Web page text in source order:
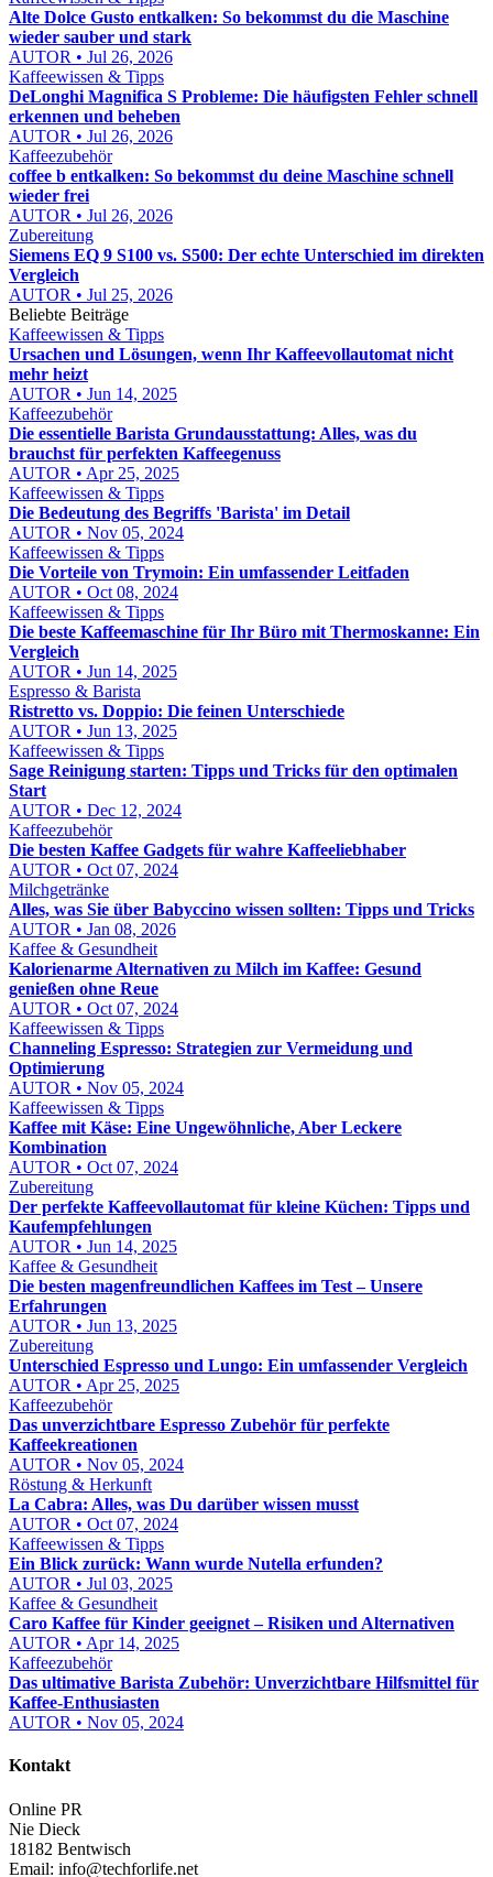
Alte Dolce Gusto entkalken: So bekommst du die Maschine
wieder sauber und stark
AUTOR • Jul 26, 2026
Kaffeewissen & Tipps
DeLonghi Magnifica S Probleme: Die häufigsten Fehler schnell
erkennen und beheben
AUTOR • Jul 26, 2026
Kaffeezubehör
coffee b entkalken: So bekommst du deine Maschine schnell
wieder frei
AUTOR • Jul 26, 2026
Zubereitung
Siemens EQ 9 S100 vs. S500: Der echte Unterschied im direkten
Vergleich
AUTOR • Jul 25, 2026
Beliebte Beiträge
Kaffeewissen & Tipps
Ursachen und Lösungen, wenn Ihr Kaffeevollautomat nicht
mehr heizt
AUTOR • Jun 14, 2025
Kaffeezubehör
Die essentielle Barista Grundausstattung: Alles, was du
brauchst für perfekten Kaffeegenuss
AUTOR • Apr 25, 2025
Kaffeewissen & Tipps
Die Bedeutung des Begriffs 'Barista' im Detail
AUTOR • Nov 05, 2024
Kaffeewissen & Tipps
Die Vorteile von Trymoin: Ein umfassender Leitfaden
AUTOR • Oct 08, 2024
Kaffeewissen & Tipps
Die beste Kaffeemaschine für Ihr Büro mit Thermoskanne: Ein
Vergleich
AUTOR • Jun 14, 2025
Espresso & Barista
Ristretto vs. Doppio: Die feinen Unterschiede
AUTOR • Jun 13, 2025
Kaffeewissen & Tipps
Sage Reinigung starten: Tipps und Tricks für den optimalen
Start
AUTOR • Dec 12, 2024
Kaffeezubehör
Die besten Kaffee Gadgets für wahre Kaffeeliebhaber
AUTOR • Oct 07, 2024
Milchgetränke
Alles, was Sie über Babyccino wissen sollten: Tipps und Tricks
AUTOR • Jan 08, 2026
Kaffee & Gesundheit
Kalorienarme Alternativen zu Milch im Kaffee: Gesund
genießen ohne Reue
AUTOR • Oct 07, 2024
Kaffeewissen & Tipps
Channeling Espresso: Strategien zur Vermeidung und
Optimierung
AUTOR • Nov 05, 2024
Kaffeewissen & Tipps
Kaffee mit Käse: Eine Ungewöhnliche, Aber Leckere
Kombination
AUTOR • Oct 07, 2024
Zubereitung
Der perfekte Kaffeevollautomat für kleine Küchen: Tipps und
Kaufempfehlungen
AUTOR • Jun 14, 2025
Kaffee & Gesundheit
Die besten magenfreundlichen Kaffees im Test – Unsere
Erfahrungen
AUTOR • Jun 13, 2025
Zubereitung
Unterschied Espresso und Lungo: Ein umfassender Vergleich
AUTOR • Apr 25, 2025
Kaffeezubehör
Das unverzichtbare Espresso Zubehör für perfekte
Kaffeekreationen
AUTOR • Nov 05, 2024
Röstung & Herkunft
La Cabra: Alles, was Du darüber wissen musst
AUTOR • Oct 07, 2024
Kaffeewissen & Tipps
Ein Blick zurück: Wann wurde Nutella erfunden?
AUTOR • Jul 03, 2025
Kaffee & Gesundheit
Caro Kaffee für Kinder geeignet – Risiken und Alternativen
AUTOR • Apr 14, 2025
Kaffeezubehör
Das ultimative Barista Zubehör: Unverzichtbare Hilfsmittel für
Kaffee-Enthusiasten
AUTOR • Nov 05, 2024
Kontakt
Online PR
Nie Dieck
18182 Bentwisch
Email: info@techforlife.net